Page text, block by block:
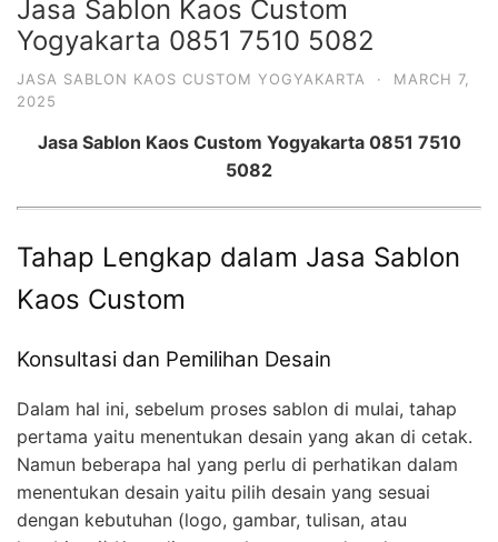
Jasa Sablon Kaos Custom
Yogyakarta 0851 7510 5082
JASA SABLON KAOS CUSTOM YOGYAKARTA ·
MARCH 7,
2025
Jasa Sablon Kaos Custom Yogyakarta 0851 7510
5082
Tahap Lengkap dalam Jasa Sablon
Kaos Custom
Konsultasi dan Pemilihan Desain
Dalam hal ini, sebelum proses sablon di mulai, tahap
pertama yaitu menentukan desain yang akan di cetak.
Namun beberapa hal yang perlu di perhatikan dalam
menentukan desain yaitu pilih desain yang sesuai
dengan kebutuhan (logo, gambar, tulisan, atau